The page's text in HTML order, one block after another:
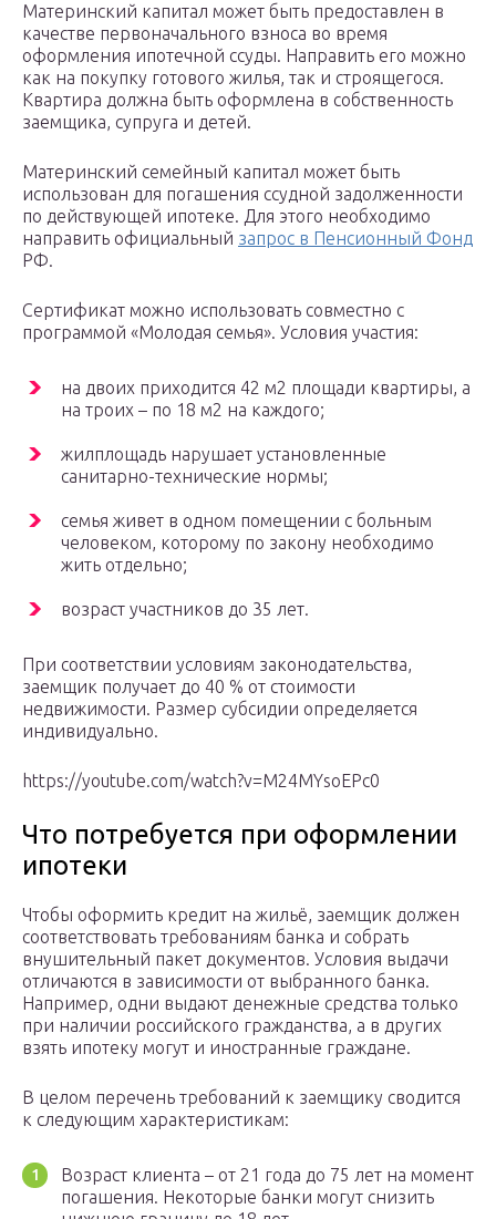
Материнский капитал может быть предоставлен в
качестве первоначального взноса во время
оформления ипотечной ссуды. Направить его можно
как на покупку готового жилья, так и строящегося.
Квартира должна быть оформлена в собственность
заемщика, супруга и детей.
Материнский семейный капитал может быть
использован для погашения ссудной задолженности
по действующей ипотеке. Для этого необходимо
направить официальный запрос в Пенсионный Фонд
РФ.
Сертификат можно использовать совместно с
программой «Молодая семья». Условия участия:
на двоих приходится 42 м2 площади квартиры, а
на троих – по 18 м2 на каждого;
жилплощадь нарушает установленные
санитарно-технические нормы;
семья живет в одном помещении с больным
человеком, которому по закону необходимо
жить отдельно;
возраст участников до 35 лет.
При соответствии условиям законодательства,
заемщик получает до 40 % от стоимости
недвижимости. Размер субсидии определяется
индивидуально.
https://youtube.com/watch?v=M24MYsoEPc0
Что потребуется при оформлении
ипотеки
Чтобы оформить кредит на жильё, заемщик должен
соответствовать требованиям банка и собрать
внушительный пакет документов. Условия выдачи
отличаются в зависимости от выбранного банка.
Например, одни выдают денежные средства только
при наличии российского гражданства, а в других
взять ипотеку могут и иностранные граждане.
В целом перечень требований к заемщику сводится
к следующим характеристикам:
Возраст клиента – от 21 года до 75 лет на момент
погашения. Некоторые банки могут снизить